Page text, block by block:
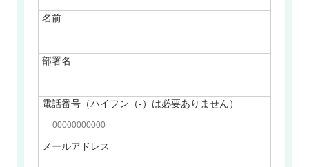
名前
部署名
電話番号（ハイフン（-）は必要ありません）
メールアドレス